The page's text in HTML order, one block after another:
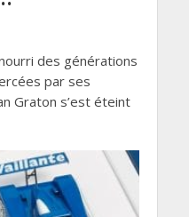
des générations
par ses
Graton s’est éteint